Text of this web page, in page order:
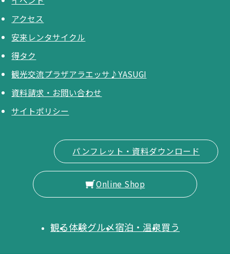
アクセス
安来レンタサイクル
得タク
観光交流プラザアラエッサ♪YASUGI
資料請求・お問い合わせ
サイトポリシー
パンフレット・資料ダウンロード
Online Shop
観る体験グルメ宿泊・温泉買う